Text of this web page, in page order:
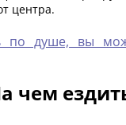
центра.
по душе, вы
чем